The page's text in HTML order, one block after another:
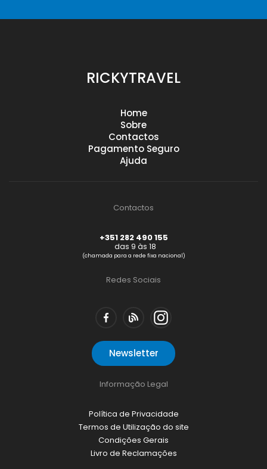
RICKYTRAVEL
Home
Sobre
Contactos
Pagamento Seguro
Ajuda
Contactos
+351 282 490 155
das 9 às 18
(chamada para a rede fixa nacional)
Redes Sociais
Newsletter
Informação Legal
Política de Privacidade
Termos de Utilização do site
Condições Gerais
Livro de Reclamações